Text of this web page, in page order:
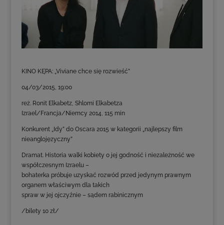
KINO KĘPA: „Viviane chce się rozwieść”
04/03/2015, 19:00
reż. Ronit Elkabetz, Shlomi Elkabetza
Izrael/Francja/Niemcy 2014, 115 min
Konkurent „Idy” do Oscara 2015 w kategorii „najlepszy film
nieanglojęzyczny”
Dramat. Historia walki kobiety o jej godność i niezależność we
współczesnym Izraelu –
bohaterka próbuje uzyskać rozwód przed jedynym prawnym
organem właściwym dla takich
spraw w jej ojczyźnie – sądem rabinicznym
/bilety 10 zł/